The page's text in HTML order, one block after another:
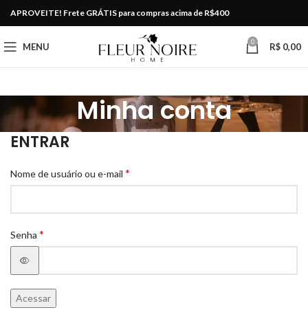
APROVEITE! Frete GRÁTIS para compras acima de R$400
MENU 0 R$ 0,00
Minha conta
ENTRAR
Nome de usuário ou e-mail *
Senha *
Acessar